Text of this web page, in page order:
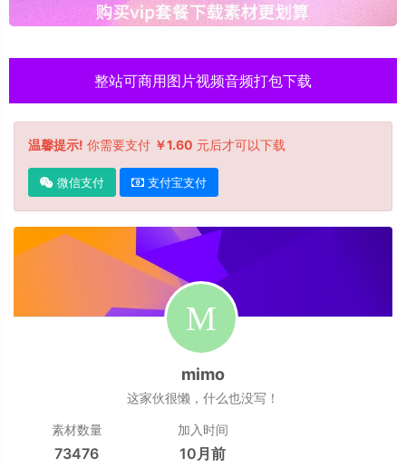
整站可商用图片视频音频打包下载
温馨提示! 你需要支付 ￥1.60 元后才可以下载
微信支付 支付宝支付
mimo
这家伙很懒，什么也没写！
素材数量
73476
加入时间
10月前